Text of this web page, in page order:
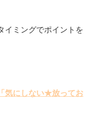
イミングでポイントを
「気にしない★放ってお